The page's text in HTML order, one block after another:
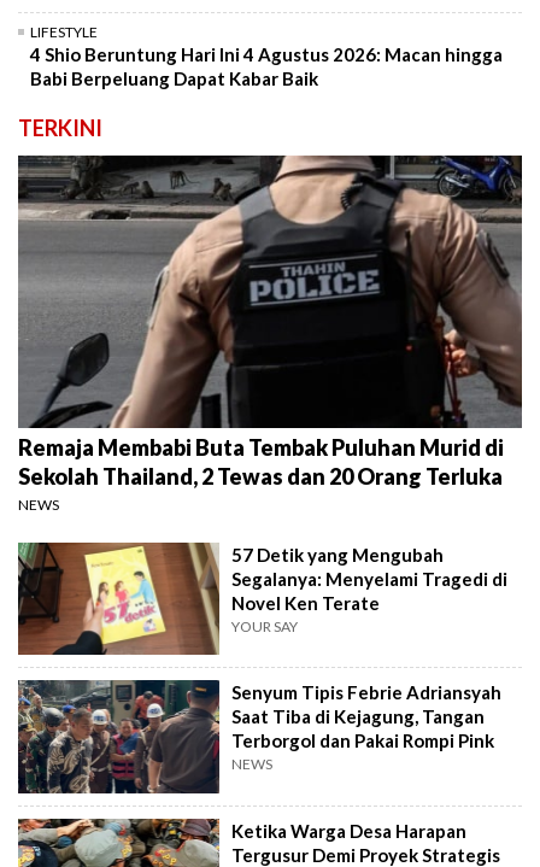
LIFESTYLE
4 Shio Beruntung Hari Ini 4 Agustus 2026: Macan hingga
Babi Berpeluang Dapat Kabar Baik
TERKINI
Remaja Membabi Buta Tembak Puluhan Murid di
Sekolah Thailand, 2 Tewas dan 20 Orang Terluka
NEWS
57 Detik yang Mengubah
Segalanya: Menyelami Tragedi di
Novel Ken Terate
YOUR SAY
Senyum Tipis Febrie Adriansyah
Saat Tiba di Kejagung, Tangan
Terborgol dan Pakai Rompi Pink
NEWS
Ketika Warga Desa Harapan
Tergusur Demi Proyek Strategis